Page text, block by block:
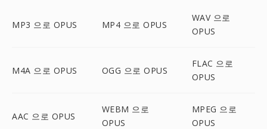
MP3 으로 OPUS MP4 으로 OPUS
WAV 으로
OPUS
M4A 으로 OPUS OGG 으로 OPUS
FLAC 으로
OPUS
AAC 으로 OPUS
WEBM 으로
OPUS
MPEG 으로
OPUS